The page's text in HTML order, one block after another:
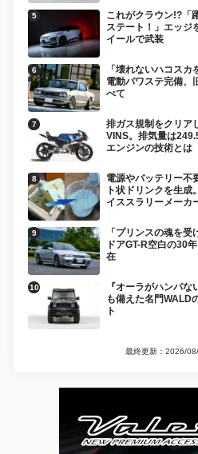
これがクラウン!?「
ステート！」エッジ
イールで武装
「壊れないハコス
電動パワステ完備、
べて
排ガス規制をクリア
VINS。排気量は
エンジンの技術とは
電源やバッテリー不
ト状ドリンクを生
イススラリーメーカ
「プリンスの魂を
ドアGT-R空白の30
在
『オーラがハンパ
も備えた名門WALD
ト
最終更新：2026/